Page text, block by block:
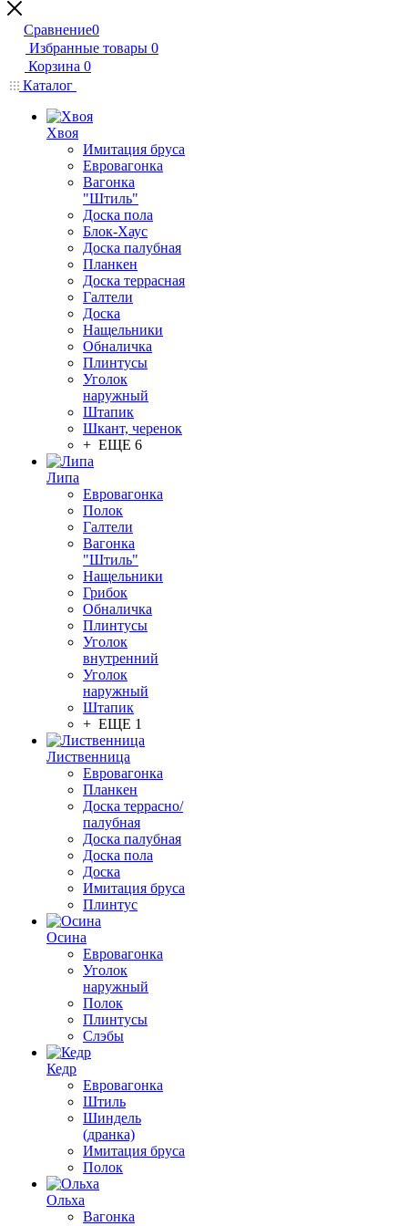
Сравнение0
Избранные товары 0
Корзина 0
Каталог
Хвоя
Имитация бруса
Евровагонка
Вагонка
"Штиль"
Доска пола
Блок-Хаус
Доска палубная
Планкен
Доска террасная
Галтели
Доска
Нащельники
Обналичка
Плинтусы
Уголок
наружный
Штапик
Шкант, черенок
+ ЕЩЕ 6
Липа
Евровагонка
Полок
Галтели
Вагонка
"Штиль"
Нащельники
Грибок
Обналичка
Плинтусы
Уголок
внутренний
Уголок
наружный
Штапик
+ ЕЩЕ 1
Лиственница
Евровагонка
Планкен
Доска террасно/
палубная
Доска палубная
Доска пола
Доска
Имитация бруса
Плинтус
Осина
Евровагонка
Уголок
наружный
Полок
Плинтусы
Слэбы
Кедр
Евровагонка
Штиль
Шиндель
(дранка)
Имитация бруса
Полок
Ольха
Вагонка